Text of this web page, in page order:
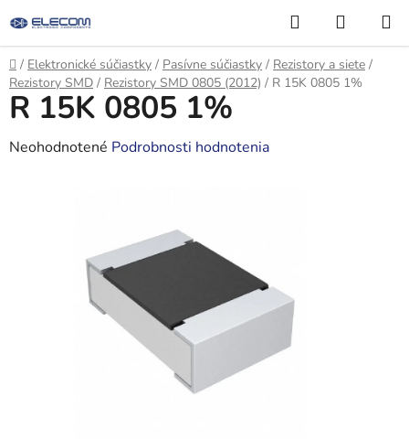
na
obsah
Hľadať
KOŠÍK
Domov
/ Elektronické súčiastky / Pasívne súčiastky / Rezistory a siete /
Rezistory SMD / Rezistory SMD 0805 (2012) / R 15K 0805 1%
R 15K 0805 1%
Priemerné
Neohodnotené Podrobnosti hodnotenia